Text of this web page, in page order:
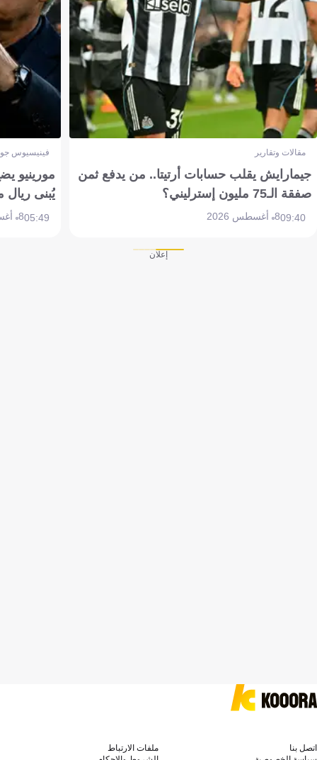
مقالات وتقارير
جيمارايش يقلب حسابات أرتيتا.. من يدفع ثمن
صفقة الـ75 مليون إسترليني؟
09:408 أغسطس 2026
فينيسيوس
مورينيو
يُبنى ريال
05:498 أغسطس 2026
إعلان
اتصل بنا
ملفات الارتباط